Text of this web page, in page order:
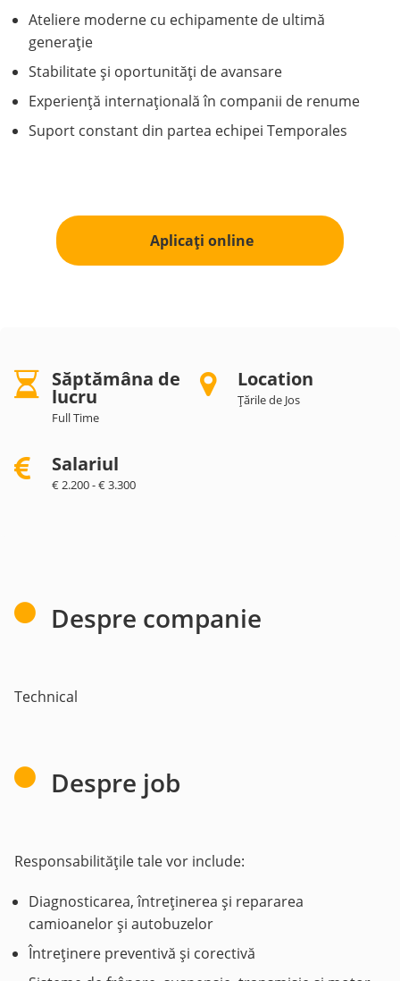
Ateliere moderne cu echipamente de ultimă
generație
Stabilitate și oportunități de avansare
Experiență internațională în companii de renume
Suport constant din partea echipei Temporales
Aplicați online
Săptămâna de
lucru
Full Time
Location
Țările de Jos
Salariul
€ 2.200 - € 3.300
Despre companie
Technical
Despre job
Responsabilitățile tale vor include:
Diagnosticarea, întreținerea și repararea
camioanelor și autobuzelor
Întreținere preventivă și corectivă